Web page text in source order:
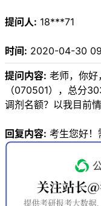
提问人: 18***71
时间: 2020-04-30
提问内容: 老师，你好
（070501），总分
调剂名额？以我目前
回复内容: 考生您好！